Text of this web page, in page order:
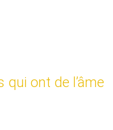
qui ont de l’âme